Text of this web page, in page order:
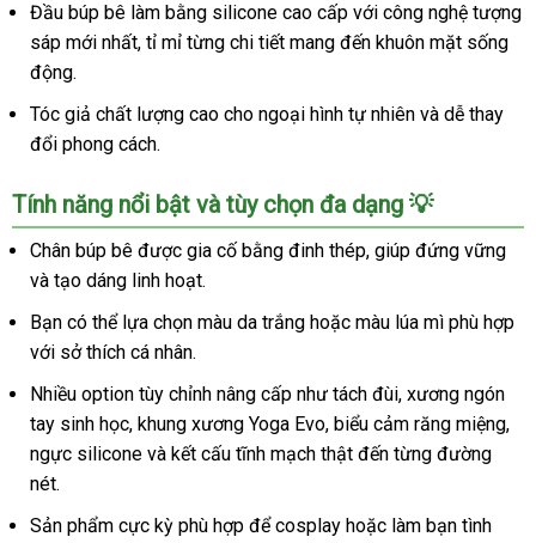
Đầu búp bê làm bằng silicone cao cấp với công nghệ tượng
sáp mới nhất, tỉ mỉ từng chi tiết mang đến khuôn mặt sống
động.
Tóc giả chất lượng cao cho ngoại hình tự nhiên và dễ thay
đổi phong cách.
Tính năng nổi bật và tùy chọn đa dạng 💡
Chân búp bê được gia cố bằng đinh thép, giúp đứng vững
và tạo dáng linh hoạt.
Bạn có thể lựa chọn màu da trắng hoặc màu lúa mì phù hợp
với sở thích cá nhân.
Nhiều option tùy chỉnh nâng cấp như tách đùi, xương ngón
tay sinh học, khung xương Yoga Evo, biểu cảm răng miệng,
ngực silicone và kết cấu tĩnh mạch thật đến từng đường
nét.
Sản phẩm cực kỳ phù hợp để cosplay hoặc làm bạn tình